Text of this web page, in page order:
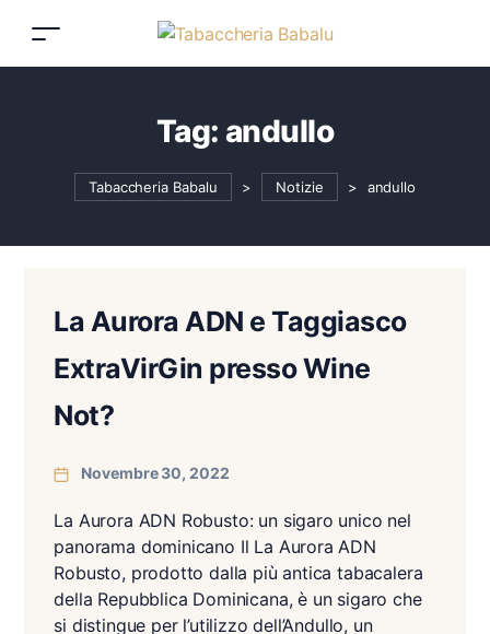
Tag:andullo
Tabaccheria Babalu > Notizie > andullo
La Aurora ADN e Taggiasco
ExtraVirGin presso Wine
Not?
Novembre 30, 2022
La Aurora ADN Robusto: un sigaro unico nel
panorama dominicano Il La Aurora ADN
Robusto, prodotto dalla più antica tabacalera
della Repubblica Dominicana, è un sigaro che
si distingue per l’utilizzo dell’Andullo, un